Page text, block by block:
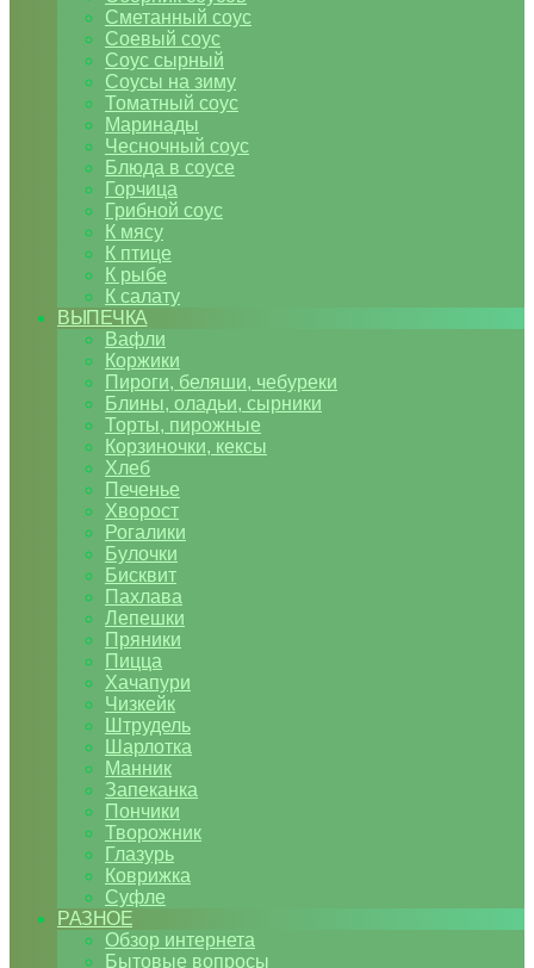
Сметанный соус
Соевый соус
Соус сырный
Соусы на зиму
Томатный соус
Маринады
Чесночный соус
Блюда в соусе
Горчица
Грибной соус
К мясу
К птице
К рыбе
К салату
ВЫПЕЧКА
Вафли
Коржики
Пироги, беляши, чебуреки
Блины, оладьи, сырники
Торты, пирожные
Корзиночки, кексы
Хлеб
Печенье
Хворост
Рогалики
Булочки
Бисквит
Пахлава
Лепешки
Пряники
Пицца
Хачапури
Чизкейк
Штрудель
Шарлотка
Манник
Запеканка
Пончики
Творожник
Глазурь
Коврижка
Суфле
РАЗНОЕ
Обзор интернета
Бытовые вопросы